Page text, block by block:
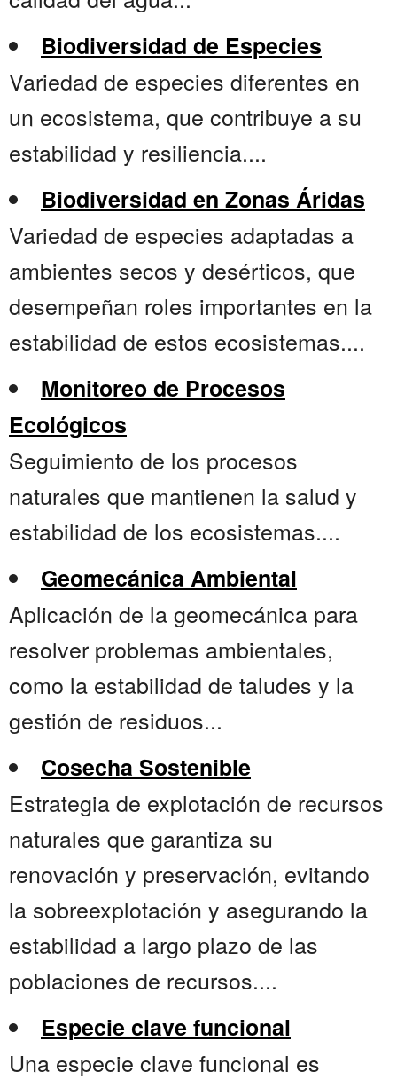
Biodiversidad de Especies
Variedad de especies diferentes en
un ecosistema, que contribuye a su
estabilidad y resiliencia....
Biodiversidad en Zonas Áridas
Variedad de especies adaptadas a
ambientes secos y desérticos, que
desempeñan roles importantes en la
estabilidad de estos ecosistemas....
Monitoreo de Procesos
Ecológicos
Seguimiento de los procesos
naturales que mantienen la salud y
estabilidad de los ecosistemas....
Geomecánica Ambiental
Aplicación de la geomecánica para
resolver problemas ambientales,
como la estabilidad de taludes y la
gestión de residuos...
Cosecha Sostenible
Estrategia de explotación de recursos
naturales que garantiza su
renovación y preservación, evitando
la sobreexplotación y asegurando la
estabilidad a largo plazo de las
poblaciones de recursos....
Especie clave funcional
Una especie clave funcional es